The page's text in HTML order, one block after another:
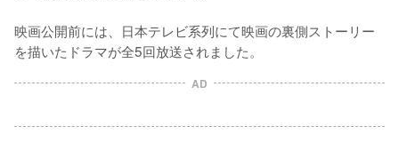
映画公開前には、日本テレビ系列にて映画の裏側ストーリー
AD